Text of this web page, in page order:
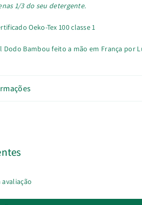
1/3 do seu detergente.
Oeko-Tex 100 classe 1
Dodo Bambou feito a mão em França por